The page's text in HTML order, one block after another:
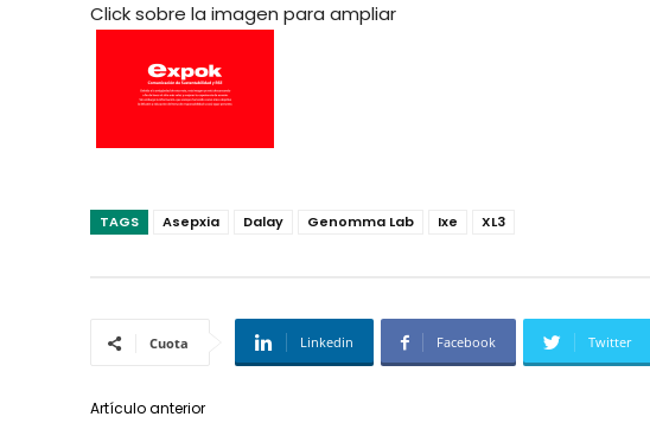
Click sobre la imagen para ampliar
TAGS Asepxia Dalay Genomma Lab Ixe XL3
Cuota Linkedin Facebook Twitter
Artículo anterior